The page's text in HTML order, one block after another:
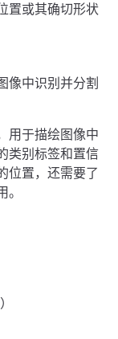
置或其确切形状
像中识别并分割
用于描绘图像中
类别标签和置信
位置，还需要了